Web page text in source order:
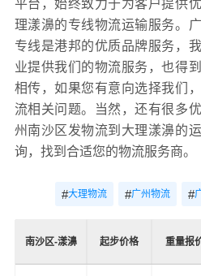
平台，始终致力于为客户提供
理漾濞的专线物流运输服务。
专线是港邦的优质品牌服务，
业提供我们的物流服务，也得
相传，如果您有意向选择我们
流相关问题。当然，还有很多
州南沙区发物流到大理漾濞的
询，找到合适您的物流服务商。
#大理物流 #广州物流 #
南沙区-漾濞 起步价格 重量报